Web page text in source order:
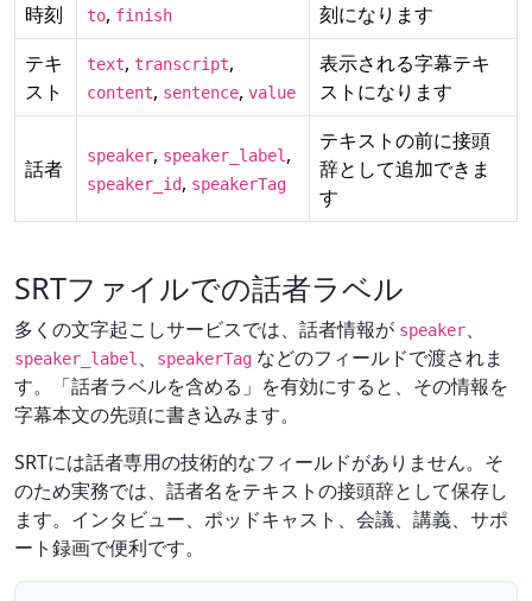
時刻
to, finish
刻になります
テキ
スト
text, transcript,
content, sentence, value
表示される字幕テキ
ストになります
話者 speaker, speaker_label ,
speaker_id, speakerTag
テキストの前に接頭
辞として追加できま
す
SRTファイルでの話者ラベル
多くの文字起こしサービスでは、話者情報が speaker、
speaker_label 、 speakerTag などのフィールドで渡されま
す。「話者ラベルを含める」を有効にすると、その情報を
字幕本文の先頭に書き込みます。
SRTには話者専用の技術的なフィールドがありません。そ
のため実務では、話者名をテキストの接頭辞として保存し
ます。インタビュー、ポッドキャスト、会議、講義、サポ
ート録画で便利です。